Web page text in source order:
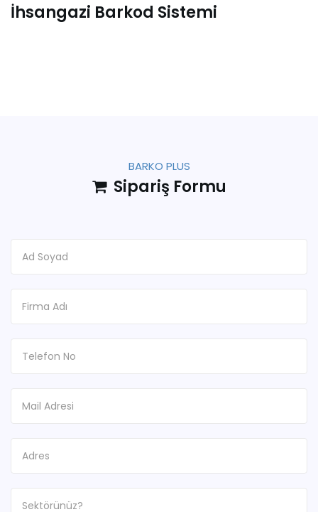
İhsangazi Barkod Sistemi
BARKO PLUS
Sipariş Formu